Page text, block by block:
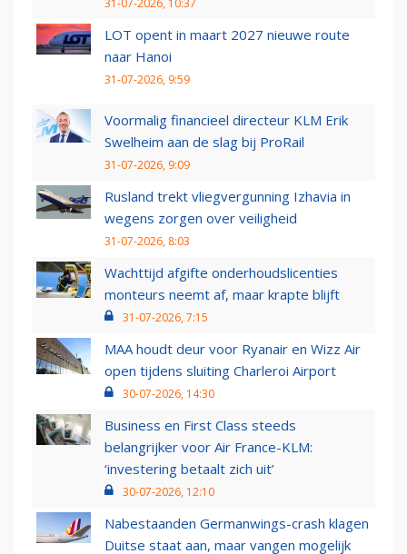
LOT opent in maart 2027 nieuwe route
naar Hanoi
31-07-2026, 9:59
Voormalig financieel directeur KLM Erik
Swelheim aan de slag bij ProRail
31-07-2026, 9:09
Rusland trekt vliegvergunning Izhavia in
wegens zorgen over veiligheid
31-07-2026, 8:03
Wachttijd afgifte onderhoudslicenties
monteurs neemt af, maar krapte blijft
31-07-2026, 7:15
MAA houdt deur voor Ryanair en Wizz Air
open tijdens sluiting Charleroi Airport
30-07-2026, 14:30
Business en First Class steeds
belangrijker voor Air France-KLM:
‘investering betaalt zich uit’
30-07-2026, 12:10
Nabestaanden Germanwings-crash klagen
Duitse staat aan, maar vangen mogelijk